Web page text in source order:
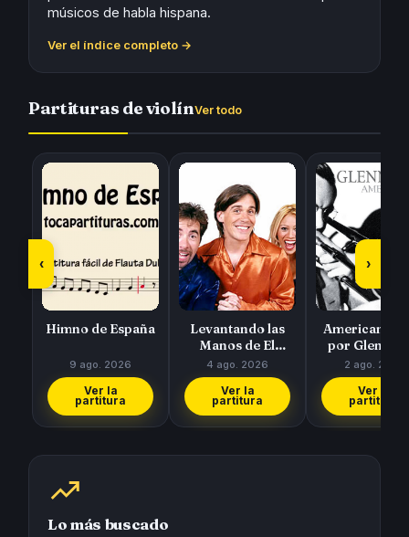
músicos de habla hispana.
Ver el índice completo →
Partituras de violínVer todo
‹
Himno de España
9 ago. 2026
Ver la
partitura
Levantando las
Manos de El
Símbolo
4 ago. 2026
Ver la
partitura
American
por Glen
2 ago. 2026
Ver la
partitura
›
Lo más buscado